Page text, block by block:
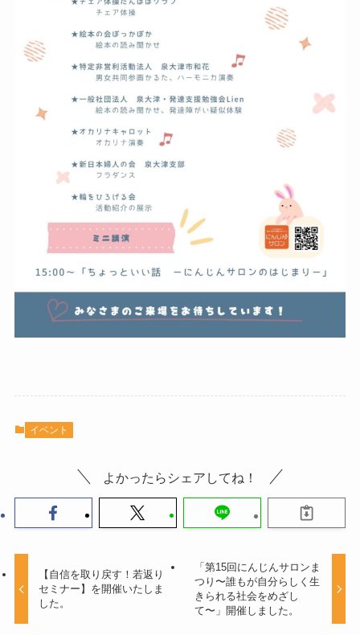
イベント
よかったらシェアしてね！
【自信を取り戻す！若返り
セミナー】を開催いたしま
した。
「第15回にんじんサロンま
つり〜誰もが自分らしく生
きられる社会をめざし
て〜」開催しました。